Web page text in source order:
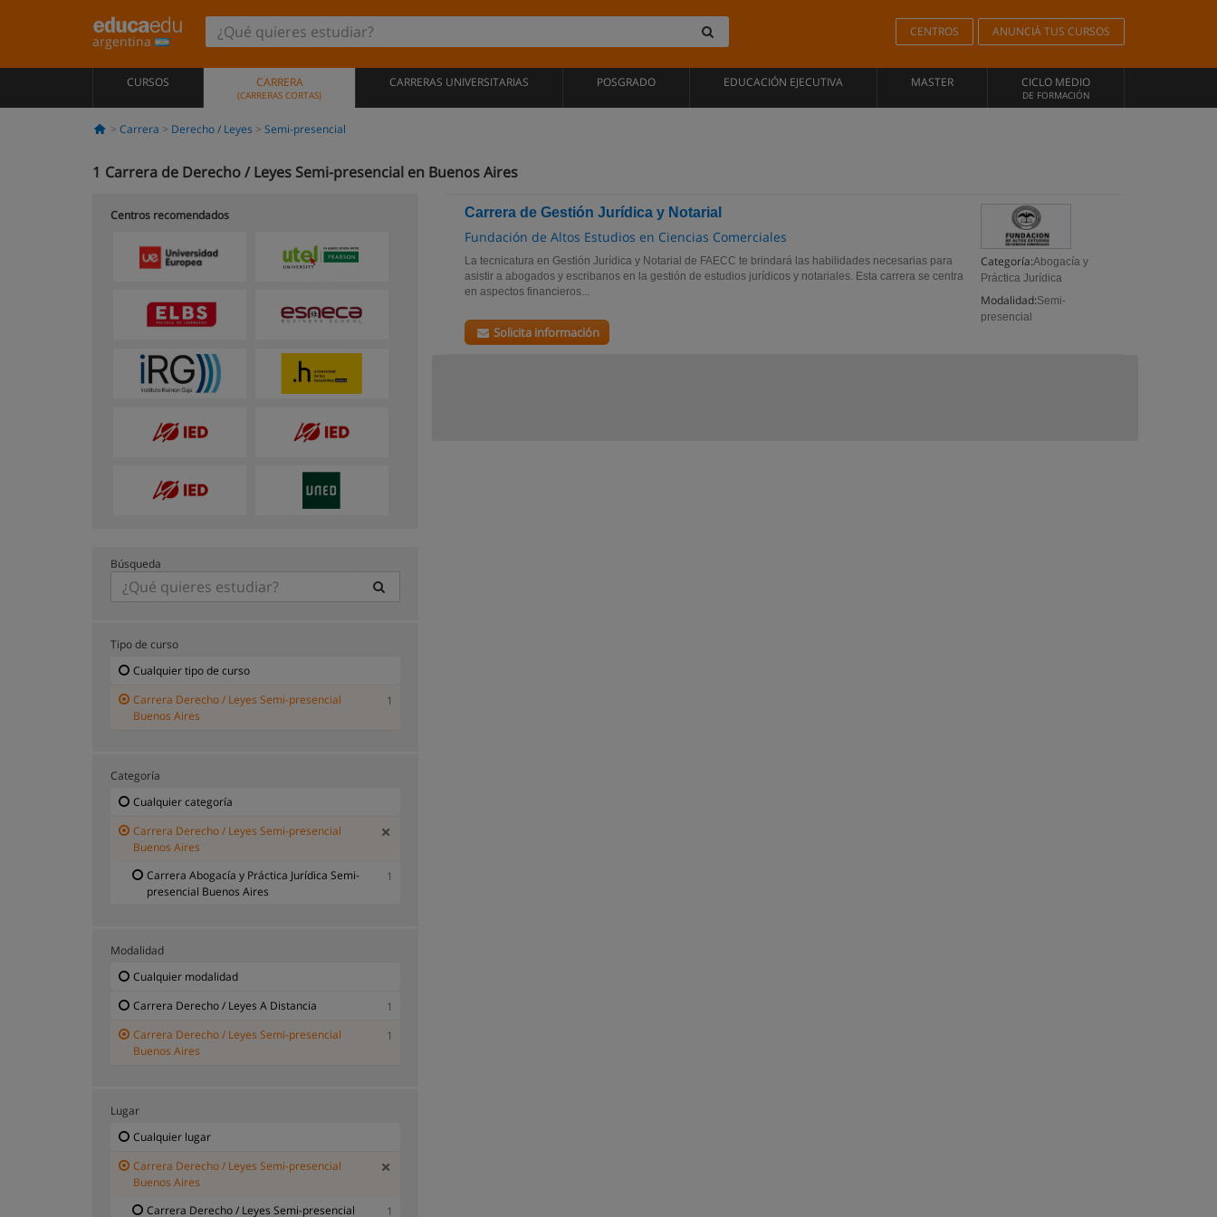
argentina
CENTROS ANUNCIÁ TUS CURSOS
CURSOS CARRERA
(CARRERAS CORTAS)
CARRERAS UNIVERSITARIAS POSGRADO EDUCACIÓN EJECUTIVA MASTER CICLO MEDIO
DE FORMACIÓN
Carrera Derecho / Leyes Semi-presencial
1 Carrera de Derecho / Leyes Semi-presencial en Buenos Aires
Carrera de Gestión Jurídica y Notarial
Fundación de Altos Estudios en Ciencias Comerciales
Categoría:Abogacía y
Práctica Jurídica
Modalidad:Semi-
presencial
La tecnicatura en Gestión Jurídica y Notarial de FAECC te brindará las habilidades necesarias para
asistir a abogados y escribanos en la gestión de estudios jurídicos y notariales. Esta carrera se centra
en aspectos financieros...
Solicita información
Centros recomendados
Búsqueda
Tipo de curso
Cualquier tipo de curso
Carrera Derecho / Leyes Semi-presencial
Buenos Aires
1
Categoría
Cualquier categoría
Carrera Derecho / Leyes Semi-presencial
Buenos Aires
Carrera Abogacía y Práctica Jurídica Semi-
presencial Buenos Aires
1
Modalidad
Cualquier modalidad
Carrera Derecho / Leyes A Distancia
1
Carrera Derecho / Leyes Semi-presencial
Buenos Aires
1
Lugar
Cualquier lugar
Carrera Derecho / Leyes Semi-presencial
Buenos Aires
Carrera Derecho / Leyes Semi-presencial
1